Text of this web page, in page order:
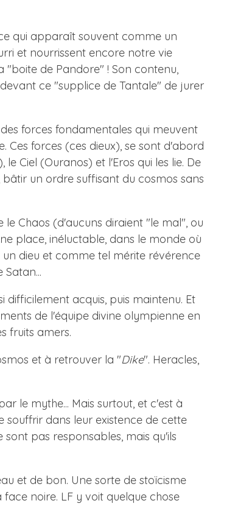
qui apparaît souvent comme un
et nourrissent encore notre vie
de Pandore" ! Son contenu,
ce "supplice de Tantale" de jurer
forces fondamentales qui meuvent
Ces forces (ces dieux), se sont d'abord
Ciel (Ouranos) et l'Eros qui les lie. De
un ordre suffisant du cosmos sans
Chaos (d'aucuns diraient "le mal", ou
place, inéluctable, dans le monde où
dieu et comme tel mérite révérence
acquis, puis maintenu. Et
de l'équipe divine olympienne en
fruits amers.
et à retrouver la "Dike". Heracles,
le mythe... Mais surtout, et c'est à
dans leur existence de cette
pas responsables, mais qu'ils
et de bon. Une sorte de stoïcisme
noire. LF y voit quelque chose